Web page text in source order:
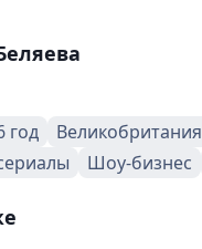
год Великобритания
Шоу-бизнес